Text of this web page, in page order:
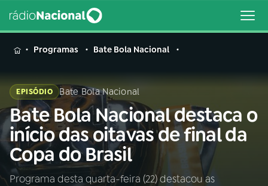
MENU
Buscar
na
Rádio
Nacional
Buscar
AO VIVO
Programas Bate Bola Nacional
EPISÓDIO Bate Bola Nacional
Bate Bola Nacional destaca o
início das oitavas de final da
Copa do Brasil
Programa desta quarta-feira (22) destacou as